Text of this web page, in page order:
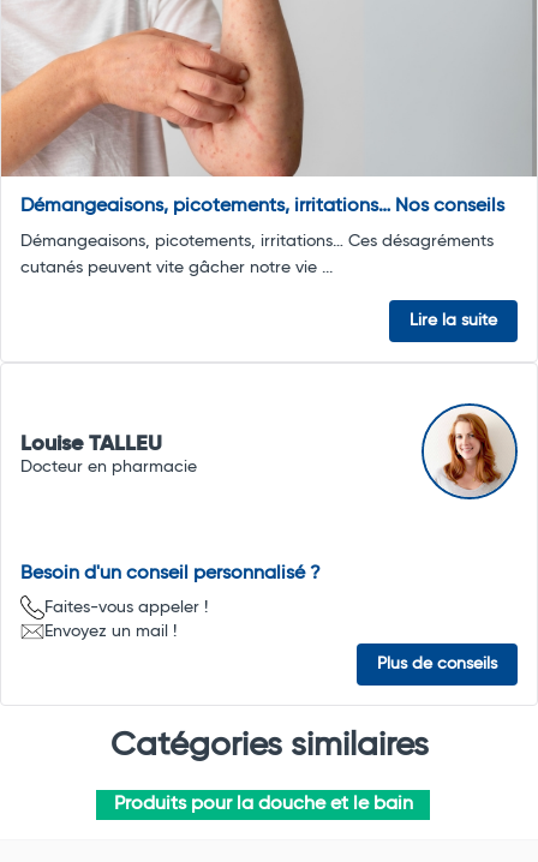
Démangeaisons, picotements, irritations… Nos conseils
Démangeaisons, picotements, irritations… Ces désagréments
cutanés peuvent vite gâcher notre vie ...
Lire la suite
Louise TALLEU
Docteur en pharmacie
Besoin d'un conseil personnalisé ?
Faites-vous appeler !
Envoyez un mail !
Plus de conseils
Catégories similaires
Produits pour la douche et le bain